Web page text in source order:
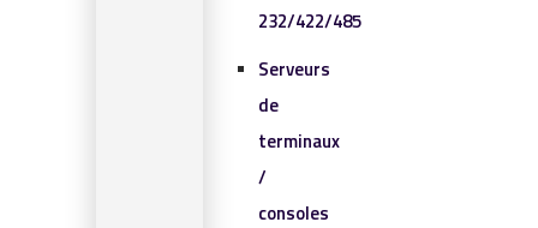
232/422/485
Serveurs
de
terminaux
/
consoles